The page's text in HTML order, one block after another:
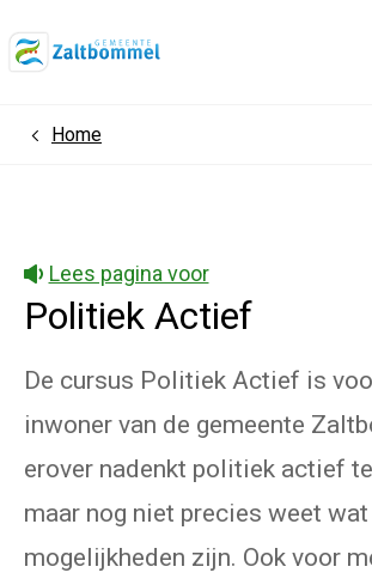
Home
Lees pagina voor
Politiek Actief
De cursus Politiek Actief is
inwoner van de gemeente
erover nadenkt politiek actief
maar nog niet precies weet wat
mogelijkheden zijn. Ook voor